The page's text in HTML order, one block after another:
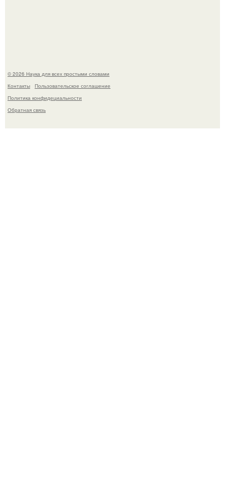
© 2026 Наука для всех простыми словами
Контакты
Пользовательское соглашение
Политика конфидециальности
Обратная связь